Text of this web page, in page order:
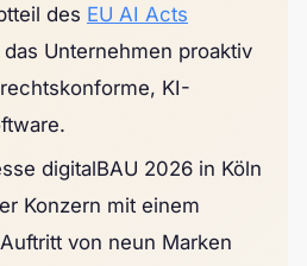
des EU AI Acts
Unternehmen proaktiv
KI-
digitalBAU 2026 in Köln
Konzern mit einem
von neun Marken